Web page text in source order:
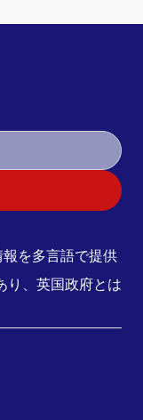
を多言語で提供
り、英国政府とは